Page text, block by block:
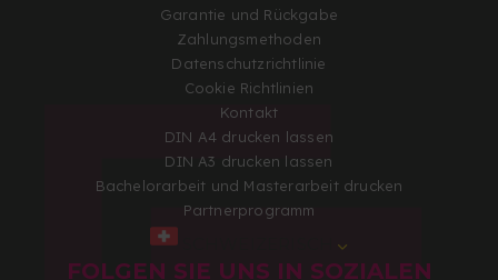
Garantie und Rückgabe
Zahlungsmethoden
Datenschutzrichtlinie
Cookie Richtlinien
Kontakt
DIN A4 drucken lassen
DIN A3 drucken lassen
Bachelorarbeit und Masterarbeit drucken
Partnerprogramm
FOLGEN SIE UNS IN SOZIALEN